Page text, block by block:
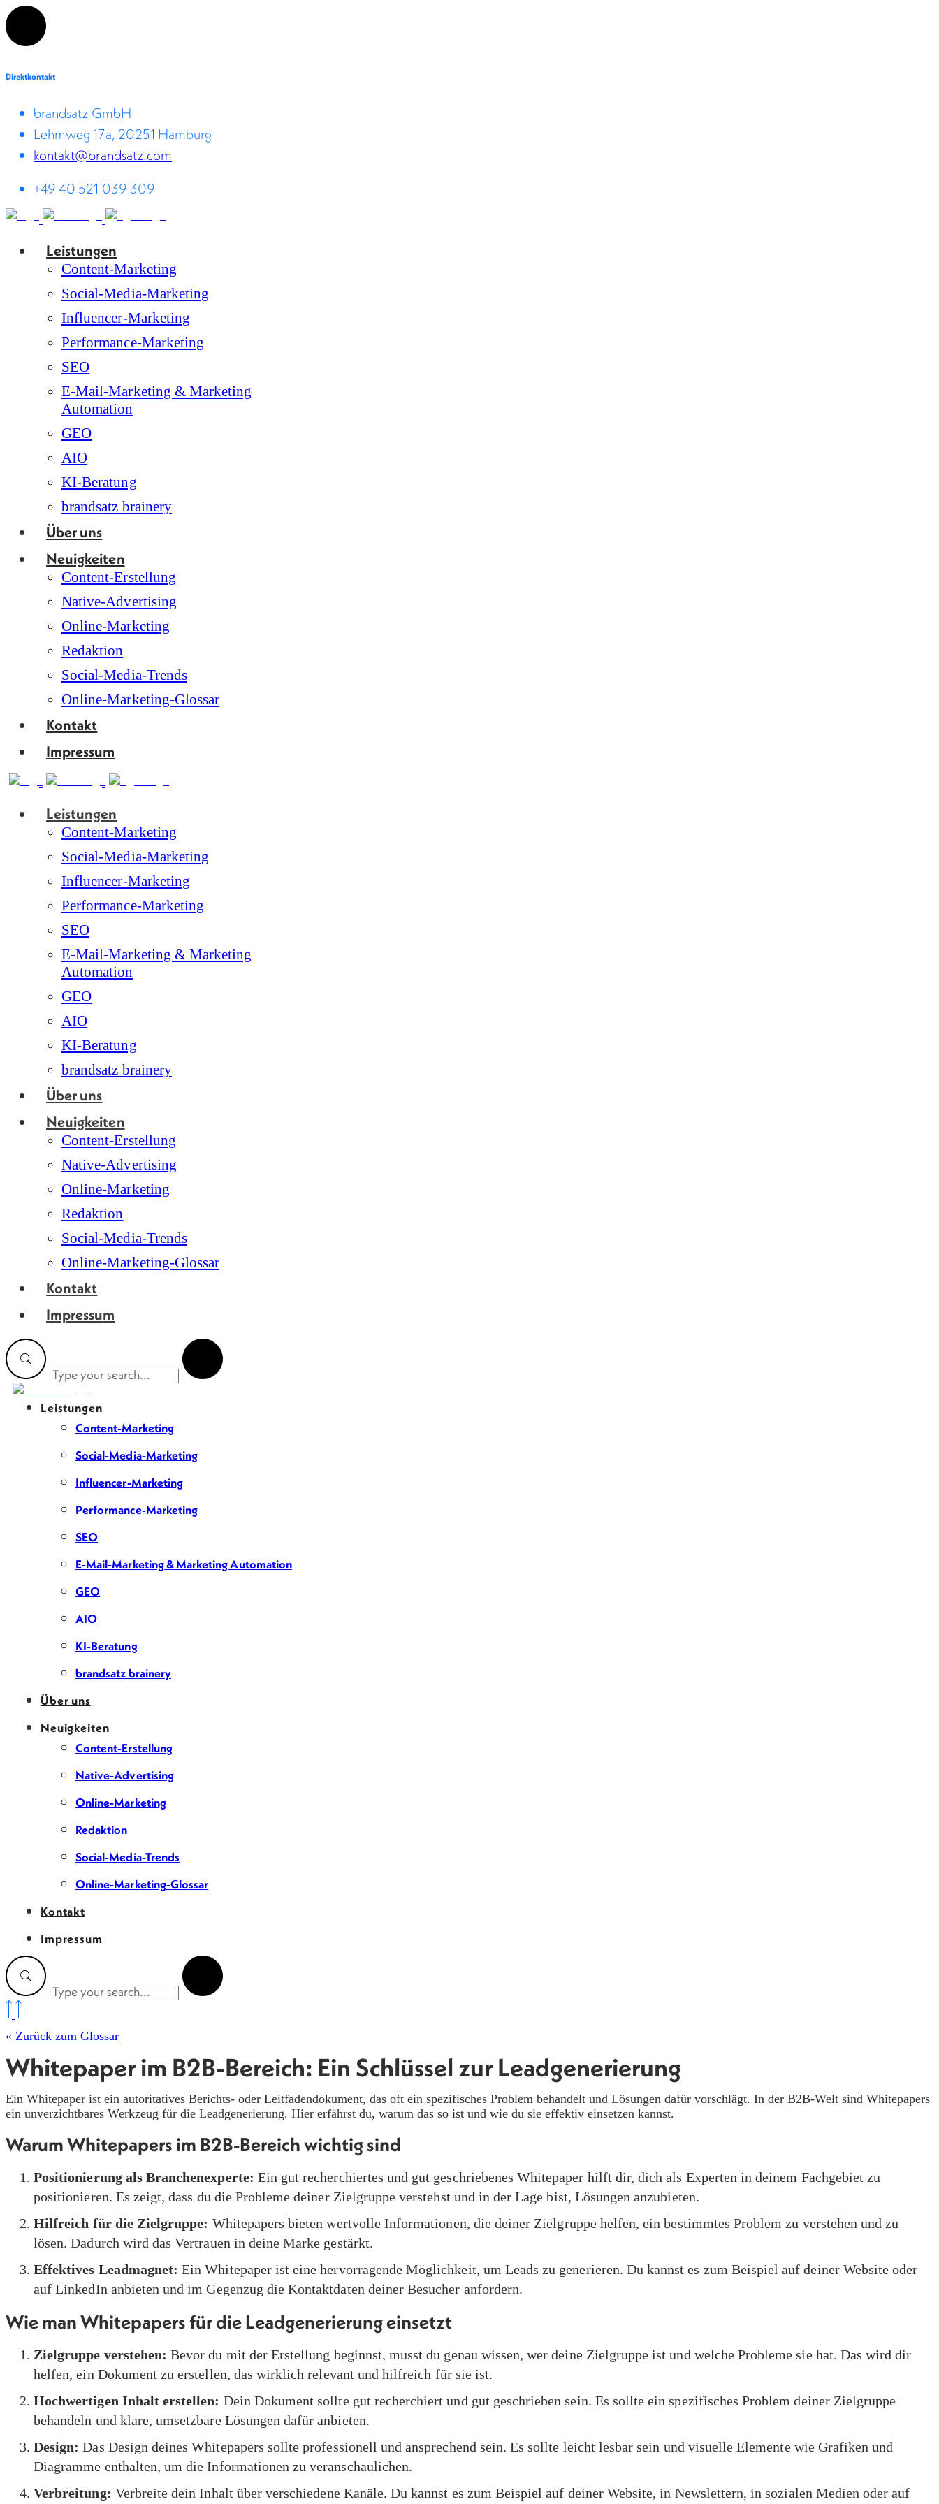
Direktkontakt
brandsatz GmbH
Lehmweg 17a, 20251 Hamburg
kontakt@brandsatz.com
+49 40 521 039 309
Leistungen
Content-Marketing
Social-Media-Marketing
Influencer-Marketing
Performance-Marketing
SEO
E-Mail-Marketing & Marketing
Automation
GEO
AIO
KI-Beratung
brandsatz brainery
Über uns
Neuigkeiten
Content-Erstellung
Native-Advertising
Online-Marketing
Redaktion
Social-Media-Trends
Online-Marketing-Glossar
Kontakt
Impressum
Leistungen
Content-Marketing
Social-Media-Marketing
Influencer-Marketing
Performance-Marketing
SEO
E-Mail-Marketing & Marketing
Automation
GEO
AIO
KI-Beratung
brandsatz brainery
Über uns
Neuigkeiten
Content-Erstellung
Native-Advertising
Online-Marketing
Redaktion
Social-Media-Trends
Online-Marketing-Glossar
Kontakt
Impressum
Leistungen
Content-Marketing
Social-Media-Marketing
Influencer-Marketing
Performance-Marketing
SEO
E-Mail-Marketing & Marketing Automation
GEO
AIO
KI-Beratung
brandsatz brainery
Über uns
Neuigkeiten
Content-Erstellung
Native-Advertising
Online-Marketing
Redaktion
Social-Media-Trends
Online-Marketing-Glossar
Kontakt
Impressum
« Zurück zum Glossar
Whitepaper im B2B-Bereich: Ein Schlüssel zur Leadgenerierung
Ein Whitepaper ist ein autoritatives Berichts- oder Leitfadendokument, das oft ein spezifisches Problem behandelt und Lösungen dafür vorschlägt. In der B2B-Welt sind Whitepapers
ein unverzichtbares Werkzeug für die Leadgenerierung. Hier erfährst du, warum das so ist und wie du sie effektiv einsetzen kannst.
Warum Whitepapers im B2B-Bereich wichtig sind
Positionierung als Branchenexperte: Ein gut recherchiertes und gut geschriebenes Whitepaper hilft dir, dich als Experten in deinem Fachgebiet zu
positionieren. Es zeigt, dass du die Probleme deiner Zielgruppe verstehst und in der Lage bist, Lösungen anzubieten.
Hilfreich für die Zielgruppe: Whitepapers bieten wertvolle Informationen, die deiner Zielgruppe helfen, ein bestimmtes Problem zu verstehen und zu
lösen. Dadurch wird das Vertrauen in deine Marke gestärkt.
Effektives Leadmagnet: Ein Whitepaper ist eine hervorragende Möglichkeit, um Leads zu generieren. Du kannst es zum Beispiel auf deiner Website oder
auf LinkedIn anbieten und im Gegenzug die Kontaktdaten deiner Besucher anfordern.
Wie man Whitepapers für die Leadgenerierung einsetzt
Zielgruppe verstehen: Bevor du mit der Erstellung beginnst, musst du genau wissen, wer deine Zielgruppe ist und welche Probleme sie hat. Das wird dir
helfen, ein Dokument zu erstellen, das wirklich relevant und hilfreich für sie ist.
Hochwertigen Inhalt erstellen: Dein Dokument sollte gut recherchiert und gut geschrieben sein. Es sollte ein spezifisches Problem deiner Zielgruppe
behandeln und klare, umsetzbare Lösungen dafür anbieten.
Design: Das Design deines Whitepapers sollte professionell und ansprechend sein. Es sollte leicht lesbar sein und visuelle Elemente wie Grafiken und
Diagramme enthalten, um die Informationen zu veranschaulichen.
Verbreitung: Verbreite dein Inhalt über verschiedene Kanäle. Du kannst es zum Beispiel auf deiner Website, in Newslettern, in sozialen Medien oder auf